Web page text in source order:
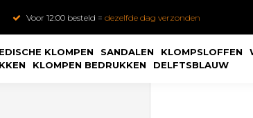
Voor 12:00 besteld = dezelfde dag verzonden
KLOMPEN SANDALEN KLOMPSLOFFEN
KLOMPEN BEDRUKKEN DELFTSBLAUW